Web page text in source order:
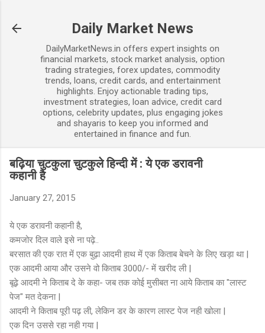
Daily Market News
DailyMarketNews.in offers expert insights on
financial markets, stock market analysis, option
trading strategies, forex updates, commodity
trends, loans, credit cards, and entertainment
highlights. Enjoy actionable trading tips,
investment strategies, loan advice, credit card
options, celebrity updates, plus engaging jokes
and shayaris to keep you informed and
entertained in finance and fun.
बढ़िया चुटकुला चुटकुले हिन्दी में : ये एक डरावनी
कहानी है
January 27, 2015
ये एक डरावनी कहानी है,
कमजोर दिल वाले इसे ना पढ़े..
बरसात की एक रात में एक बुढ़ा आदमी हाथ में एक किताब बेचने के लिए खड़ा था |
एक आदमी आया और उसने वो किताब 3000/- में खरीद ली |
बूढ़े आदमी ने किताब दे के कहा- जब तक कोई मुसीबत ना आये किताब का "लास्ट
पेज" मत देकना |
आदमी ने किताब पूरी पढ़ ली, लेकिन डर के कारण लास्ट पेज नही खोला |
एक दिन उससे रहा नही गया |